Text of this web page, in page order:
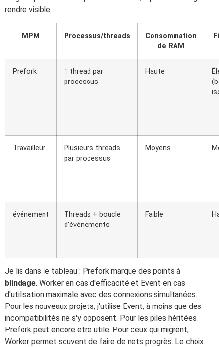
rendre visible.
MPM Processus/threads
Consommation
de RAM
Prefork
1 thread par
processus
Haute
Travailleur
Plusieurs threads
par processus
Moyens
événement
Threads + boucle
d'événements
Faible
Je lis dans le tableau : Prefork marque des points à
blindage, Worker en cas d'efficacité et Event en cas
d'utilisation maximale avec des connexions simultanées.
Pour les nouveaux projets, j'utilise Event, à moins que des
incompatibilités ne s'y opposent. Pour les piles héritées,
Prefork peut encore être utile. Pour ceux qui migrent,
Worker permet souvent de faire de nets progrès. Le choix